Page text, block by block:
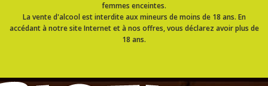
femmes enceintes.
La vente d'alcool est interdite aux mineurs de moins de 18 ans. En
accédant à notre site Internet et à nos offres, vous déclarez avoir plus de
18 ans.